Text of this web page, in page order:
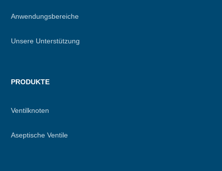
Anwendungsbereiche
Unsere Unterstützung
PRODUKTE
Ventilknoten
Aseptische Ventile